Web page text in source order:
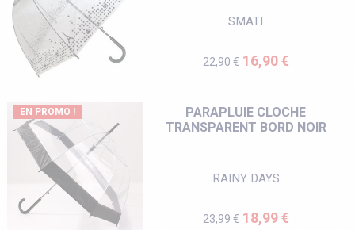
SMATI
Prix de base
22,90 € Prix
16,90 €
PARAPLUIE CLOCHE
TRANSPARENT BORD NOIR
RAINY DAYS
Prix de base
23,99 € Prix
18,99 €
EN PROMO !